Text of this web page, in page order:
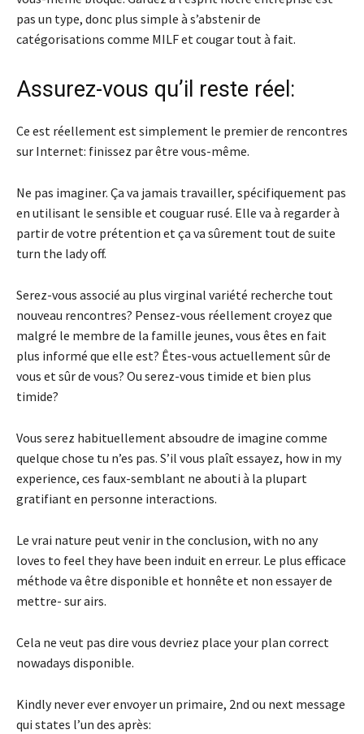
pas un type, donc plus simple à s’abstenir de
catégorisations comme MILF et cougar tout à fait.
Assurez-vous qu’il reste réel:
Ce est réellement est simplement le premier de rencontres
sur Internet: finissez par être vous-même.
Ne pas imaginer. Ça va jamais travailler, spécifiquement pas
en utilisant le sensible et couguar rusé. Elle va à regarder à
partir de votre prétention et ça va sûrement tout de suite
turn the lady off.
Serez-vous associé au plus virginal variété recherche tout
nouveau rencontres? Pensez-vous réellement croyez que
malgré le membre de la famille jeunes, vous êtes en fait
plus informé que elle est? Êtes-vous actuellement sûr de
vous et sûr de vous? Ou serez-vous timide et bien plus
timide?
Vous serez habituellement absoudre de imagine comme
quelque chose tu n’es pas. S’il vous plaît essayez, how in my
experience, ces faux-semblant ne abouti à la plupart
gratifiant en personne interactions.
Le vrai nature peut venir in the conclusion, with no any
loves to feel they have been induit en erreur. Le plus efficace
méthode va être disponible et honnête et non essayer de
mettre- sur airs.
Cela ne veut pas dire vous devriez place your plan correct
nowadays disponible.
Kindly never ever envoyer un primaire, 2nd ou next message
qui states l’un des après: